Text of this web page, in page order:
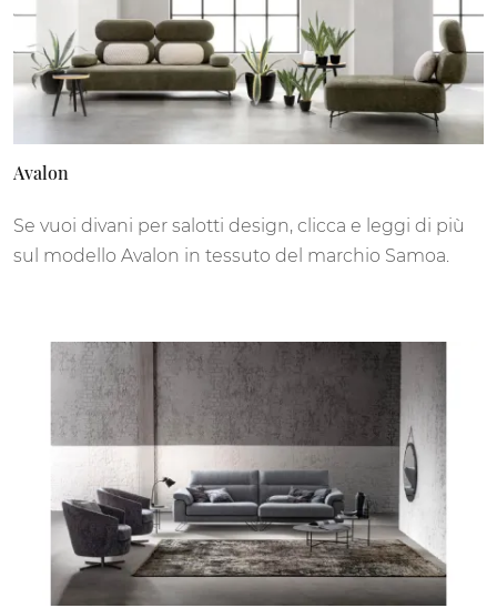
Avalon
Se vuoi divani per salotti design, clicca e leggi di più
sul modello Avalon in tessuto del marchio Samoa.